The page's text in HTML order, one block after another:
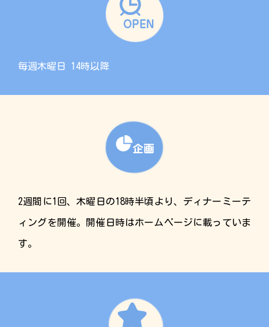
毎週木曜日 14時以降
2週間に1回、木曜日の18時半頃より、ディナーミーテ
ィングを開催。開催日時はホームページに載っていま
す。